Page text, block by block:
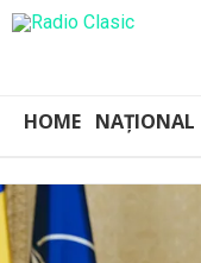
HOME NAȚIONAL